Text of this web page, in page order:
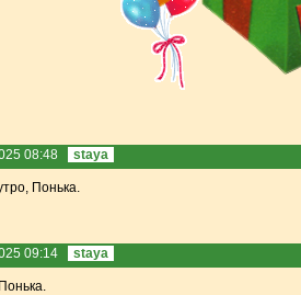
08:48 staya
Понька.
09:14 staya